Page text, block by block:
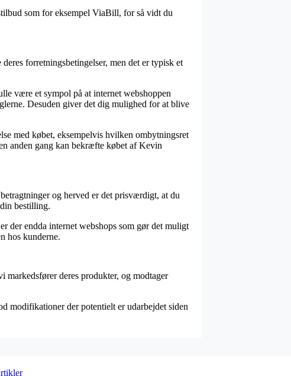
som for eksempel ViaBill, for så vidt du
forretningsbetingelser, men det er typisk et
være et sympol på at internet webshoppen
Desuden giver det dig mulighed for at blive
med købet, eksempelvis hvilken ombytningsret
anden gang kan bekræfte købet af Kevin
og herved er det prisværdigt, at du
bestilling.
der endda internet webshops som gør det muligt
hos kunderne.
markedsfører deres produkter, og modtager
modifikationer der potentielt er udarbejdet siden